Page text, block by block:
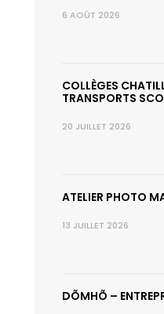
6 AOÛT 2026
COLLÈGES
TRANSPORTS
20 JUILLET 2026
ATELIER PHOTO
13 JUILLET 2026
DÕMHÕ –